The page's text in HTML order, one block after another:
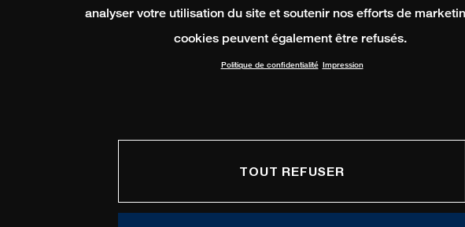
analyser votre utilisation du site et soutenir nos efforts de
cookies peuvent également être refusés.
Politique de confidentialité Impression
TOUT REFUSER